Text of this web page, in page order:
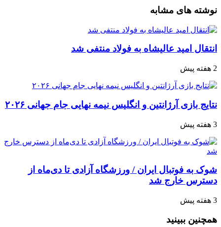
نوشته های مشابه
انتقال امید عالیشاه به فولاد منتفی شد
2 هفته پیش
نتایج بازی آرژانتین و انگلیس نیمه نهایی جام جهانی ۲۰۲۶
3 هفته پیش
شوک به فوتبال ایران / ورزشگاه آزادی تا دی‌ماه از
دسترس خارج شد
3 هفته پیش
همچنین ببینید